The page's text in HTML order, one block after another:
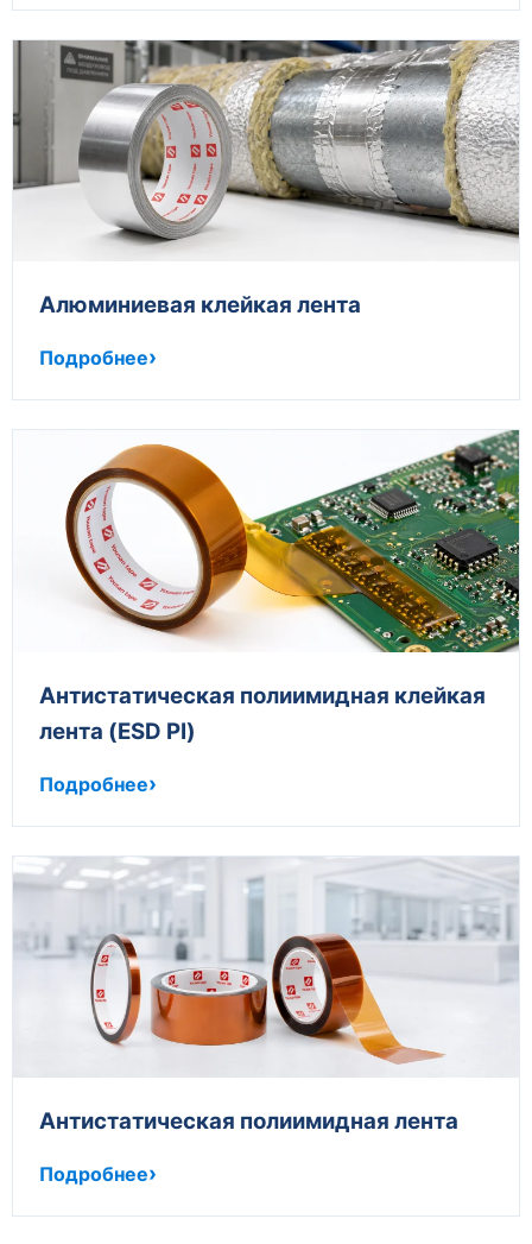
Алюминиевая клейкая лента
Подробнее
Антистатическая полиимидная клейкая
лента (ESD PI)
Подробнее
Антистатическая полиимидная лента
Подробнее